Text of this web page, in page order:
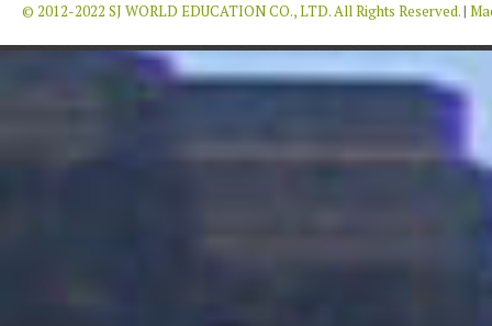
© 2012-2022 SJ WORLD EDUCATION CO., LTD. All Rights Reserved.|